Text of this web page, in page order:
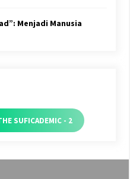
Menjadi Manusia
SUFICADEMIC - 2